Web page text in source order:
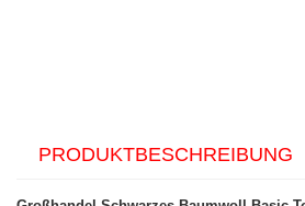
PRODUKTBESCHREIBUNG